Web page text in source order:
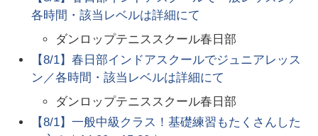
各時間・該当レベルは詳細にて
ダンロップテニススクール春日部
【8/1】春日部インドアスクールでジュニアレッス
ン／各時間・該当レベルは詳細にて
ダンロップテニススクール春日部
【8/1】一般中級クラス！基礎練習もたくさんした